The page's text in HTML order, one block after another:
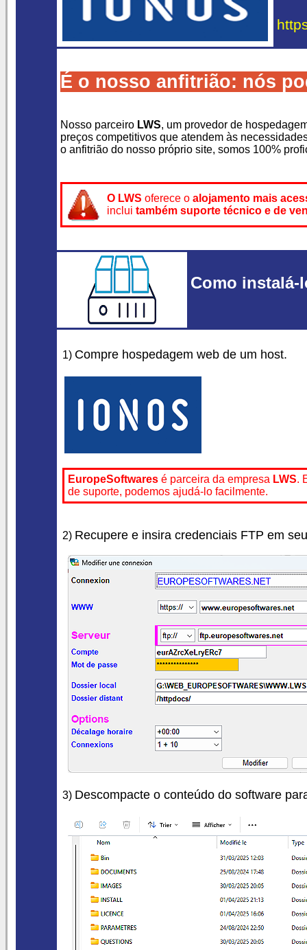
É o nosso anfitrião: nós
Nosso parceiro LWS, um provedor de
preços competitivos que atendem às
o anfitrião do nosso próprio site, somos 100%
O LWS oferece o alojamento mais
inclui também suporte técnico e de
Como
1) Compre hospedagem web de um host.
EuropeSoftwares é parceira da empresa LWS.
de suporte, podemos ajudá-lo facilmente.
2) Recupere e insira credenciais FTP em
3) Descompacte o conteúdo do software